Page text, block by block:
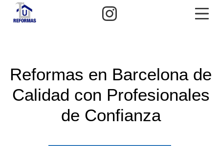
Saltar
Instagram
Reformas en Barcelona de
Calidad con Profesionales
de Confianza